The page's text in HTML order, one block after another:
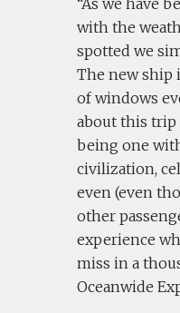
As we have
with the
spotted we
The new ship
of windows
about this trip
being one
civilization,
even (even
other
experience
miss in a
Oceanwide